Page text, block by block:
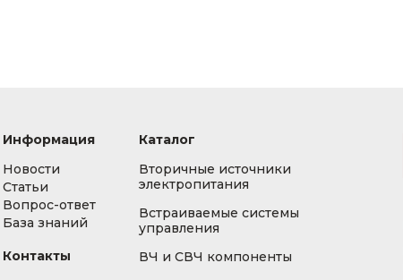
Информация
Новости
Статьи
Вопрос-ответ
База знаний
Контакты
Каталог
Вторичные источники
электропитания
Встраиваемые системы
управления
ВЧ и СВЧ компоненты